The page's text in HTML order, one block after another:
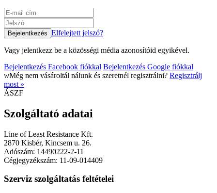
Elfelejtett jelszó?
Vagy jelentkezz be a közösségi média azonosítóid egyikével.
Bejelentkezés Facebook fiókkal Bejelentkezés Google fiókkal
wMég nem vásároltál nálunk és szeretnél regisztrálni? Regisztrálj
most »
ÁSZF
Szolgáltató adatai
Line of Least Resistance Kft.
2870 Kisbér, Kincsem u. 26.
Adószám: 14490222-2-11
Cégjegyzékszám: 11-09-014409
Szerviz szolgáltatás feltételei